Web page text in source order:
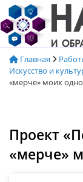
Перейти
к
содержимому
Главная
Искусство и
«мерче» моих
Проект
«мерче»